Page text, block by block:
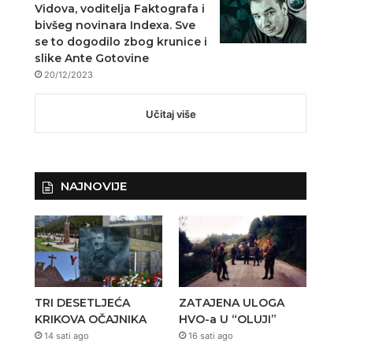
Vidova, voditelja Faktografa i
bivšeg novinara Indexa. Sve
se to dogodilo zbog krunice i
slike Ante Gotovine
20/12/2023
Učitaj više
NAJNOVIJE
TRI DESETLJEĆA
KRIKOVA OČAJNIKA
14 sati ago
ZATAJENA ULOGA
HVO-a U “OLUJI”
16 sati ago